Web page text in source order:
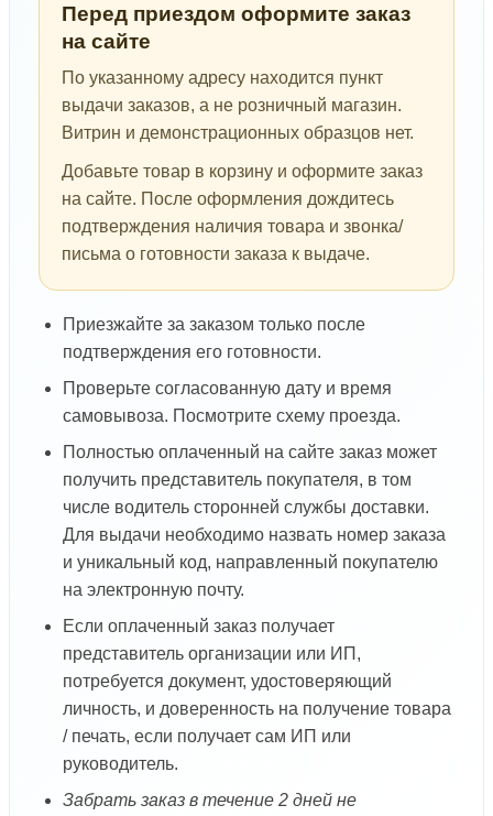
Перед приездом оформите заказ
на сайте
По указанному адресу находится пункт
выдачи заказов, а не розничный магазин.
Витрин и демонстрационных образцов нет.
Добавьте товар в корзину и оформите заказ
на сайте. После оформления дождитесь
подтверждения наличия товара и звонка/
письма о готовности заказа к выдаче.
Приезжайте за заказом только после
подтверждения его готовности.
Проверьте согласованную дату и время
самовывоза. Посмотрите схему проезда.
Полностью оплаченный на сайте заказ может
получить представитель покупателя, в том
числе водитель сторонней службы доставки.
Для выдачи необходимо назвать номер заказа
и уникальный код, направленный покупателю
на электронную почту.
Если оплаченный заказ получает
представитель организации или ИП,
потребуется документ, удостоверяющий
личность, и доверенность на получение товара
/ печать, если получает сам ИП или
руководитель.
Забрать заказ в течение 2 дней не